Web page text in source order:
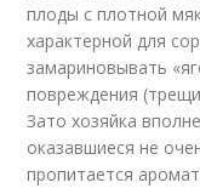
плоды с плотной
характерной для
замариновывать
повреждения
Зато хозяйка
оказавшиеся не
пропитается